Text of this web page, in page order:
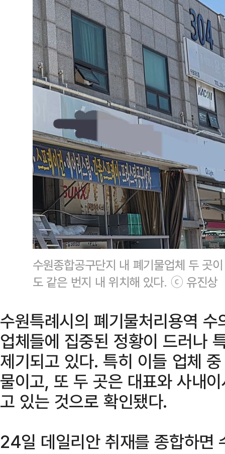
수원종합공구단지 내 폐기물업체 두 곳
도 같은 번지 내 위치해 있다. ⓒ 유진상
수원특례시의 폐기물처리용역
업체들에 집중된 정황이 드러나
제기되고 있다. 특히 이들 업체
물이고, 또 두 곳은 대표와 사내
고 있는 것으로 확인됐다.
24일 데일리안 취재를 종합하면